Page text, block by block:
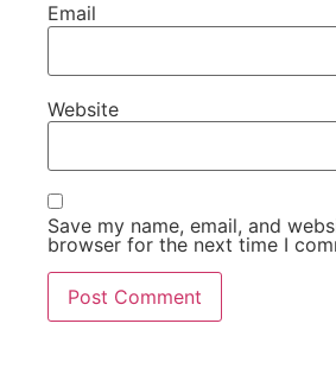
Email
Website
Save my name, email, and
browser for the next time I